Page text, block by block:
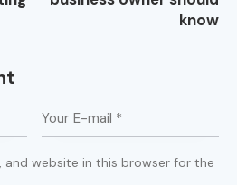
know
and website in this browser for the